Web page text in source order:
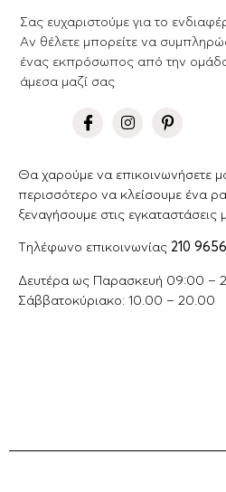
Σας ευχαριστούμε για το
Aν θέλετε μπορείτε να
ένας εκπρόσωπος από την
άμεσα μαζί σας
Θα χαρούμε να επικοινωνήσετε
περισσότερο να κλείσουμε ένα
ξεναγήσουμε στις εγκαταστάσεις
Tηλέφωνο επικοινωνίας 210
Δευτέρα ως Παρασκευή 09:00 –
Σάββατοκύριακο: 10.00 – 20.00